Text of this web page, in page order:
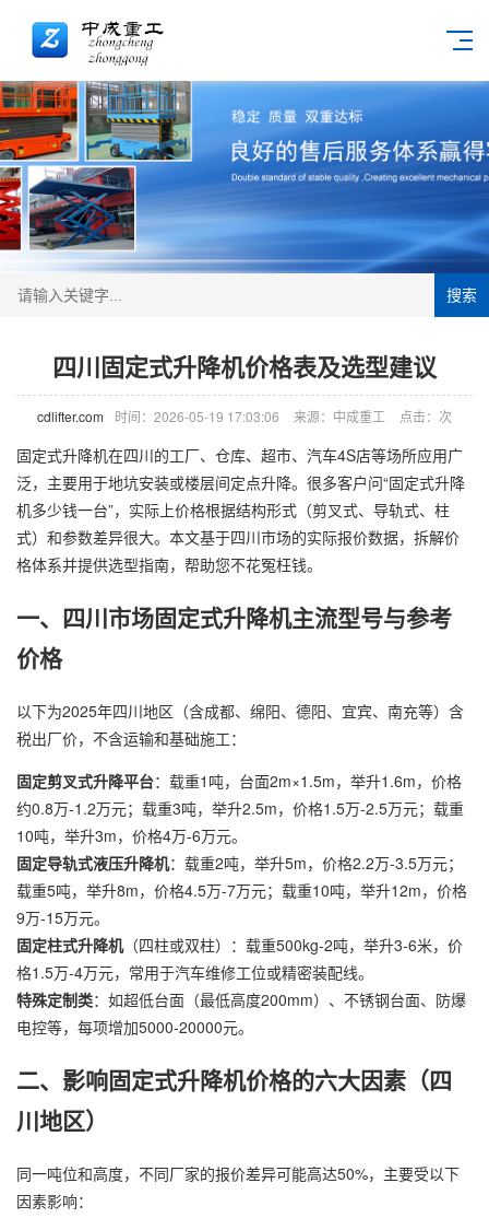
搜索
四川固定式升降机价格表及选型建议
cdlifter.com 时间：2026-05-19 17:03:06 来源：中成重工 点击： 次
固定式升降机在四川的工厂、仓库、超市、汽车4S店等场所应用广
泛，主要用于地坑安装或楼层间定点升降。很多客户问“固定式升降
机多少钱一台”，实际上价格根据结构形式（剪叉式、导轨式、柱
式）和参数差异很大。本文基于四川市场的实际报价数据，拆解价
格体系并提供选型指南，帮助您不花冤枉钱。
一、四川市场固定式升降机主流型号与参考
价格
以下为2025年四川地区（含成都、绵阳、德阳、宜宾、南充等）含
税出厂价，不含运输和基础施工：
固定剪叉式升降平台：载重1吨，台面2m×1.5m，举升1.6m，价格
约0.8万-1.2万元；载重3吨，举升2.5m，价格1.5万-2.5万元；载重
10吨，举升3m，价格4万-6万元。
固定导轨式液压升降机：载重2吨，举升5m，价格2.2万-3.5万元；
载重5吨，举升8m，价格4.5万-7万元；载重10吨，举升12m，价格
9万-15万元。
固定柱式升降机（四柱或双柱）：载重500kg-2吨，举升3-6米，价
格1.5万-4万元，常用于汽车维修工位或精密装配线。
特殊定制类：如超低台面（最低高度200mm）、不锈钢台面、防爆
电控等，每项增加5000-20000元。
二、影响固定式升降机价格的六大因素（四
川地区）
同一吨位和高度，不同厂家的报价差异可能高达50%，主要受以下
因素影响：